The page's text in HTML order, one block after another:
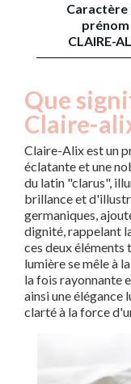
Caractère
prénom
CLAIRE-
Que
Claire-
Claire-Alix est un
éclatante et une
du latin "clarus",
brillance et
germaniques,
dignité, rappelant
ces deux éléments
lumière se mêle à
la fois rayonnante
ainsi une élégance
clarté à la force